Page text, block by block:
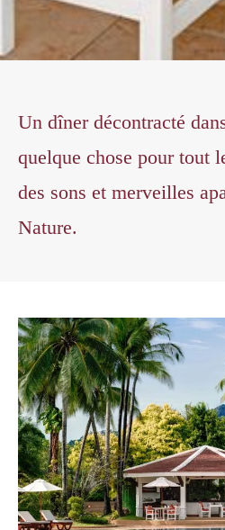
Un dîner décontracté
quelque chose pour tout
des sons et merveilles
Nature.